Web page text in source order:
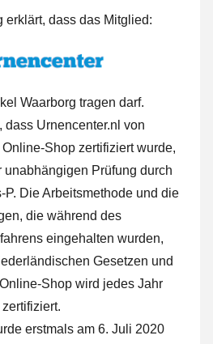
erklärt, dass das Mitglied:
Waarborg tragen darf.
dass Urnencenter.nl von
Shop zertifiziert wurde,
unabhängigen Prüfung durch
P. Die Arbeitsmethode und die
die während des
eingehalten wurden,
Gesetzen und
Shop wird jedes Jahr
zertifiziert.
erstmals am 6. Juli 2020